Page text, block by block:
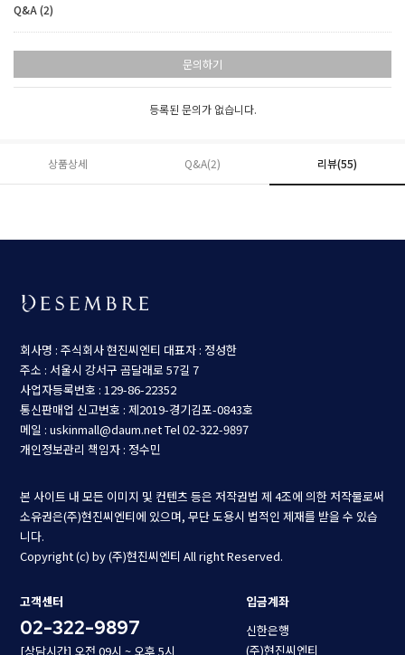
Q&A (2)
문의하기
등록된 문의가 없습니다.
상품상세 Q&A(2) 리뷰(55)
회사명 : 주식회사 현진씨엔티 대표자 : 정성한
주소 : 서울시 강서구 곰달래로 57길 7
사업자등록번호 : 129-86-22352
통신판매업 신고번호 : 제2019-경기김포-0843호
메일 : uskinmall@daum.netTel 02-322-9897
개인정보관리 책임자 : 정수민
본 사이트 내 모든 이미지 및 컨텐츠 등은 저작권법 제 4조에 의한 저작물로써
소유권은(주)현진씨엔티에 있으며, 무단 도용시 법적인 제재를 받을 수 있습
니다.
Copyright (c) by (주)현진씨엔티 All right Reserved.
고객센터
02-322-9897
[상담시간] 오전 09시 ~ 오후 5시
입금계좌
신한은행
(주)현진씨엔티